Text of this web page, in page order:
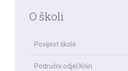
O školi
Povijest škole
Područni odjel Knin